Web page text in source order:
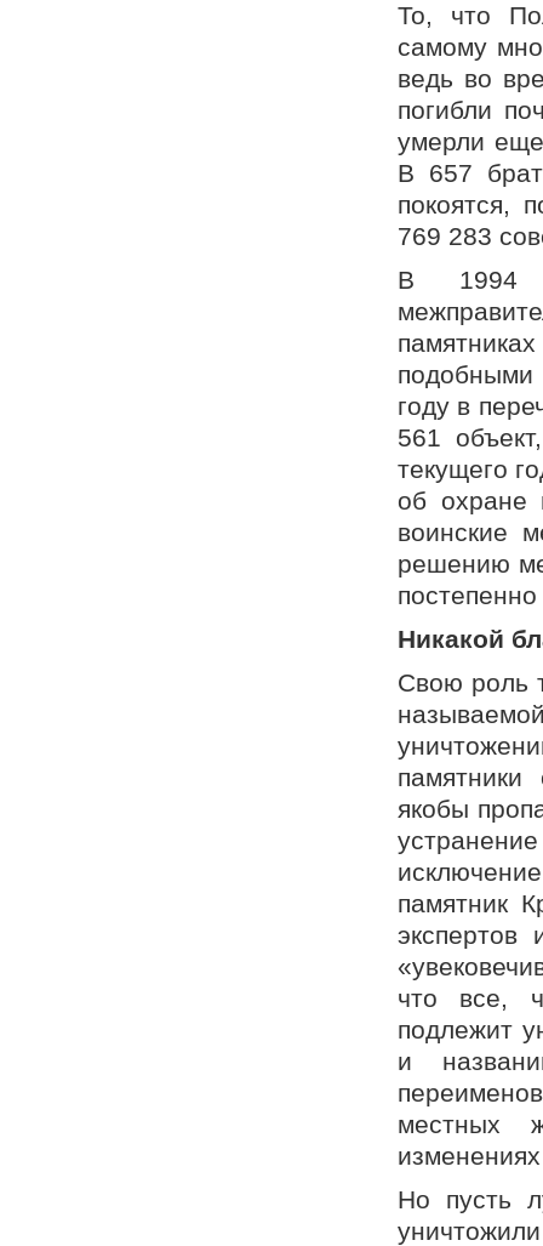
То, что
самому
ведь во
погибли
умерли
В 657
покоятся,
769 283
В 1994
году в
561
текущего
об охране
воинские
решению
Никакой
Свою роль
памятники
якобы
памятник
экспертов
что все,
подлежит
и
местных
Но пусть